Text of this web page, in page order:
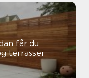
får du
terrasser